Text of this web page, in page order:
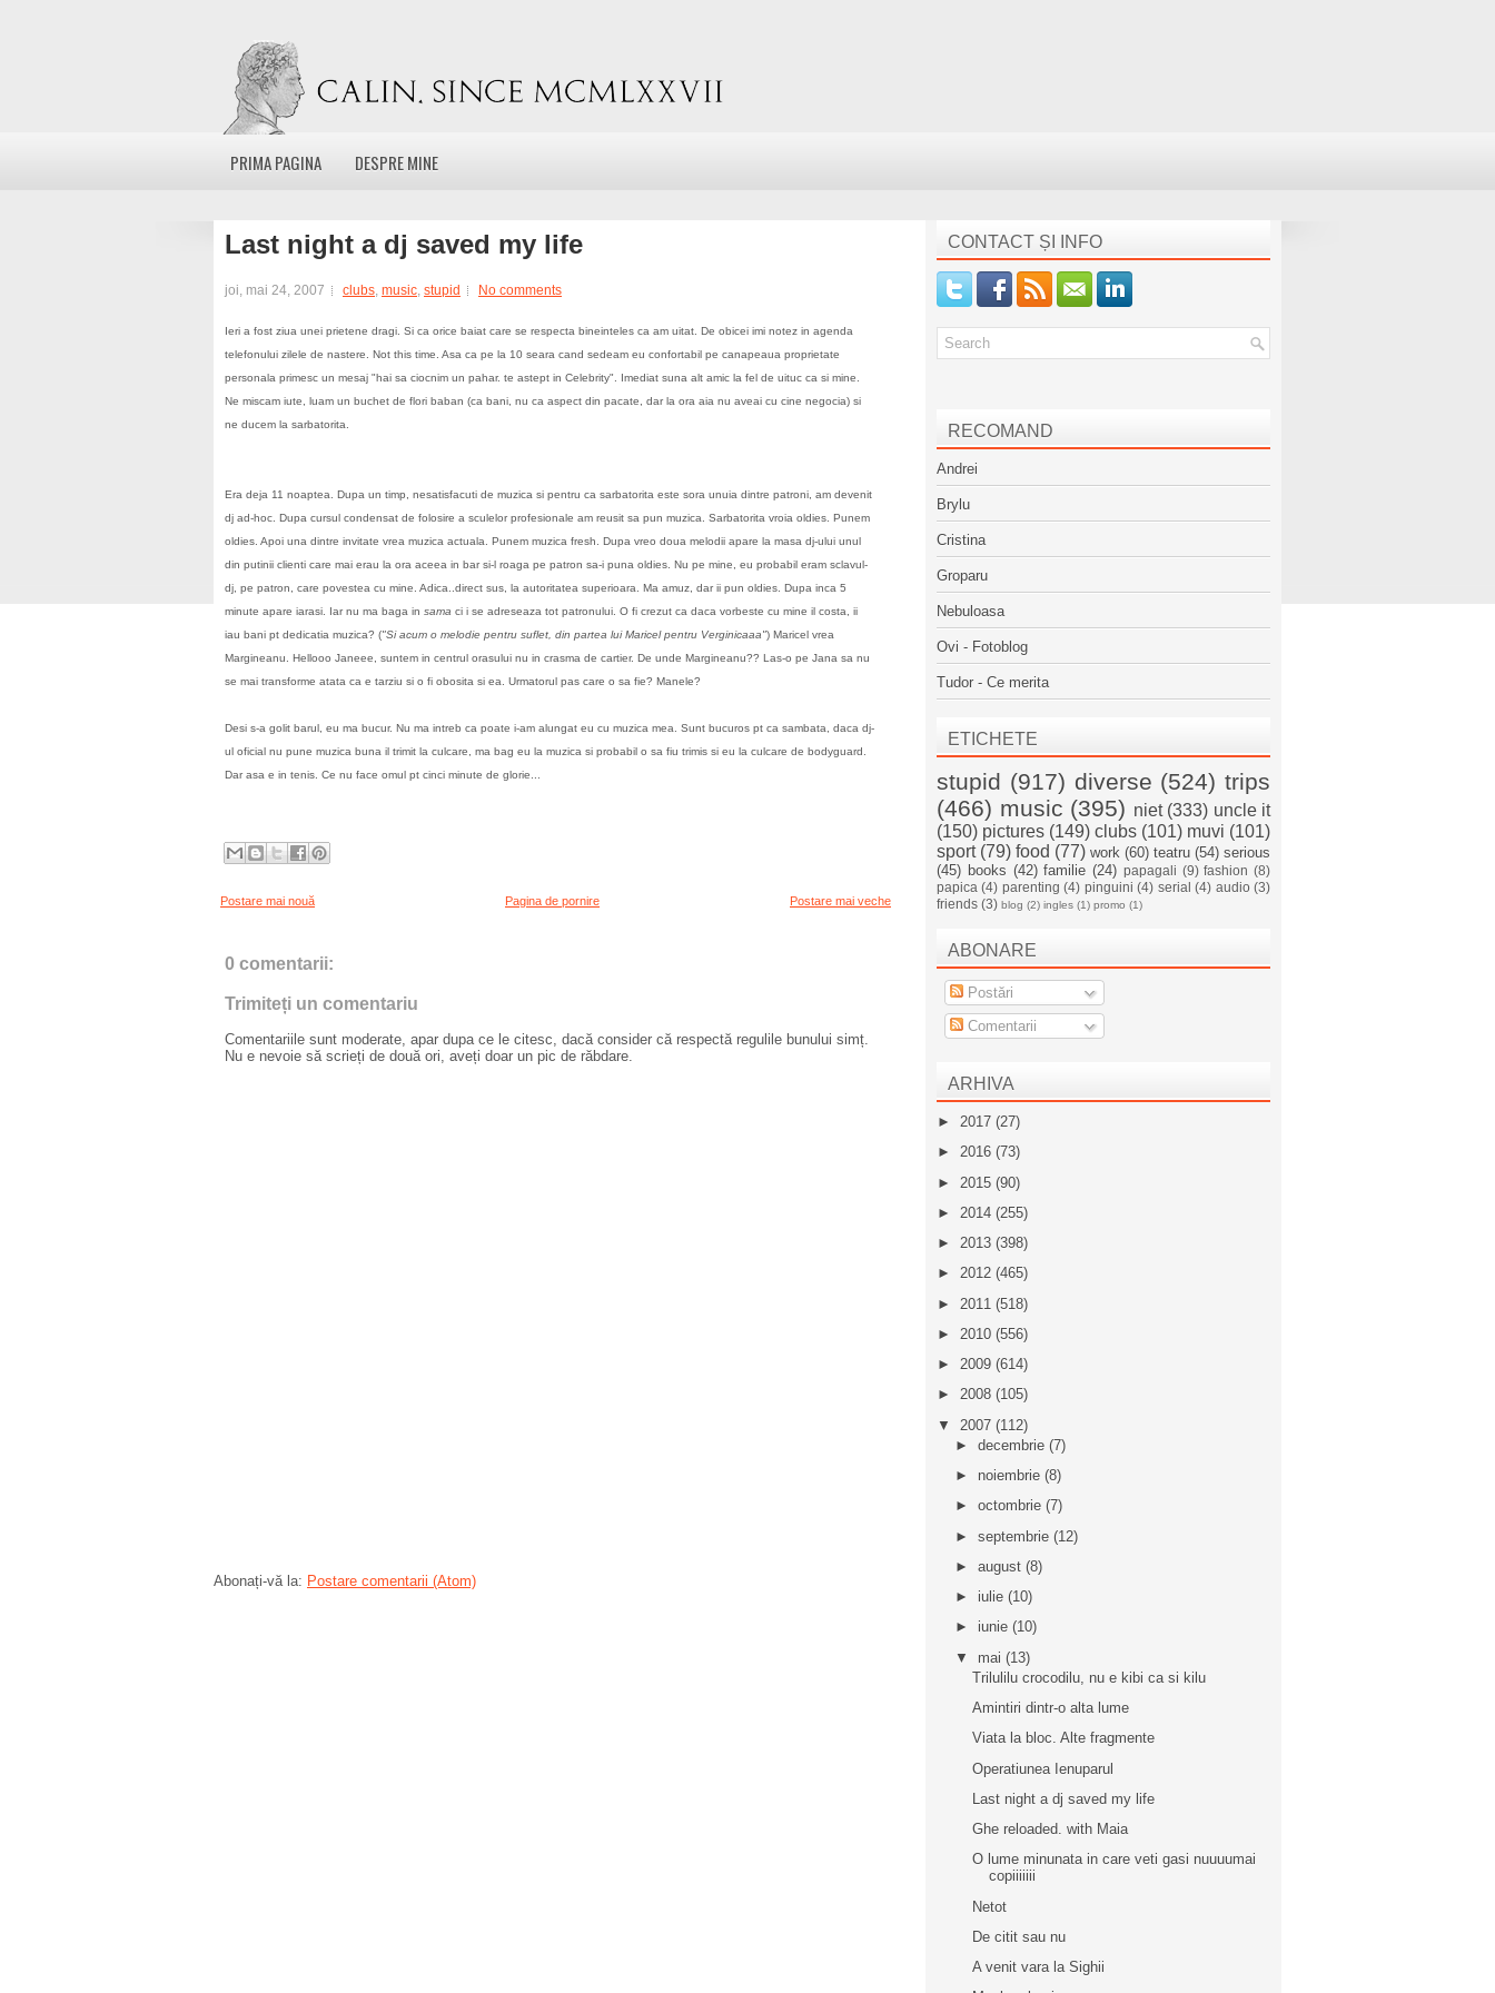
PRIMA PAGINA DESPRE MINE
Last night a dj saved my life
joi, mai 24, 2007 clubs, music, stupid No comments
Ieri a fost ziua unei prietene dragi. Si ca orice baiat care se respecta bineinteles ca am uitat. De obicei imi notez in agenda
telefonului zilele de nastere. Not this time. Asa ca pe la 10 seara cand sedeam eu confortabil pe canapeaua proprietate
personala primesc un mesaj "hai sa ciocnim un pahar. te astept in Celebrity". Imediat suna alt amic la fel de uituc ca si mine.
Ne miscam iute, luam un buchet de flori baban (ca bani, nu ca aspect din pacate, dar la ora aia nu aveai cu cine negocia) si
ne ducem la sarbatorita.
Era deja 11 noaptea. Dupa un timp, nesatisfacuti de muzica si pentru ca sarbatorita este sora unuia dintre patroni, am devenit
dj ad-hoc. Dupa cursul condensat de folosire a sculelor profesionale am reusit sa pun muzica. Sarbatorita vroia oldies. Punem
oldies. Apoi una dintre invitate vrea muzica actuala. Punem muzica fresh. Dupa vreo doua melodii apare la masa dj-ului unul
din putinii clienti care mai erau la ora aceea in bar si-l roaga pe patron sa-i puna oldies. Nu pe mine, eu probabil eram sclavul-
dj, pe patron, care povestea cu mine. Adica..direct sus, la autoritatea superioara. Ma amuz, dar ii pun oldies. Dupa inca 5
minute apare iarasi. Iar nu ma baga in sama ci i se adreseaza tot patronului. O fi crezut ca daca vorbeste cu mine il costa, ii
iau bani pt dedicatia muzica? ("Si acum o melodie pentru suflet, din partea lui Maricel pentru Verginicaaa") Maricel vrea
Margineanu. Hellooo Janeee, suntem in centrul orasului nu in crasma de cartier. De unde Margineanu?? Las-o pe Jana sa nu
se mai transforme atata ca e tarziu si o fi obosita si ea. Urmatorul pas care o sa fie? Manele?
Desi s-a golit barul, eu ma bucur. Nu ma intreb ca poate i-am alungat eu cu muzica mea. Sunt bucuros pt ca sambata, daca dj-
ul oficial nu pune muzica buna il trimit la culcare, ma bag eu la muzica si probabil o sa fiu trimis si eu la culcare de bodyguard.
Dar asa e in tenis. Ce nu face omul pt cinci minute de glorie...
Postare mai nouă Postare mai veche
Pagina de pornire
0 comentarii:
Trimiteți un comentariu
Comentariile sunt moderate, apar dupa ce le citesc, dacă consider că respectă regulile bunului simț.
Nu e nevoie să scrieți de două ori, aveți doar un pic de răbdare.
Abonați-vă la: Postare comentarii (Atom)
CONTACT ȘI INFO
RECOMAND
Andrei
Brylu
Cristina
Groparu
Nebuloasa
Ovi - Fotoblog
Tudor - Ce merita
ETICHETE
stupid (917) diverse (524) trips
(466) music (395) niet (333) uncle it
(150) pictures (149) clubs (101) muvi (101)
sport (79) food (77) work (60) teatru (54) serious
(45) books (42) familie (24) papagali (9) fashion (8)
papica (4) parenting (4) pinguini (4) serial (4) audio (3)
friends (3) blog (2) ingles (1) promo (1)
ABONARE
Postări
Comentarii
ARHIVA
► 2017 (27)
► 2016 (73)
► 2015 (90)
► 2014 (255)
► 2013 (398)
► 2012 (465)
► 2011 (518)
► 2010 (556)
► 2009 (614)
► 2008 (105)
▼ 2007 (112)
► decembrie (7)
► noiembrie (8)
► octombrie (7)
► septembrie (12)
► august (8)
► iulie (10)
► iunie (10)
▼ mai (13)
Trilulilu crocodilu, nu e kibi ca si kilu
Amintiri dintr-o alta lume
Viata la bloc. Alte fragmente
Operatiunea Ienuparul
Last night a dj saved my life
Ghe reloaded. with Maia
O lume minunata in care veti gasi nuuuumai
copiiiiiii
Netot
De citit sau nu
A venit vara la Sighii